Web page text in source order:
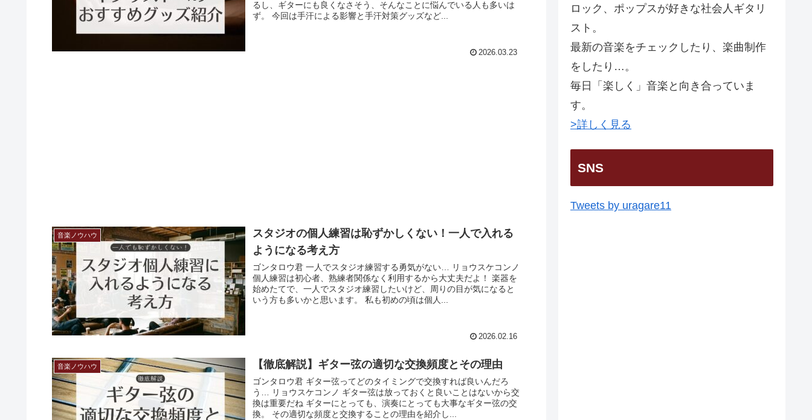
るし、ギターにも良くなさそう、そんなことに悩んでいる人も多いは
ず。 今回は手汗による影響と手汗対策グッズなど...
2026.03.23
音楽ノウハウ
スタジオの個人練習は恥ずかしくない！一人で入れる
ようになる考え方
ゴンタロウ君 一人でスタジオ練習する勇気がない… リョウスケコンノ
個人練習は初心者、熟練者関係なく利用するから大丈夫だよ！ 楽器を
始めたてで、一人でスタジオ練習したいけど、周りの目が気になると
いう方も多いかと思います。 私も初めの頃は個人...
2026.02.16
音楽ノウハウ 【徹底解説】ギター弦の適切な交換頻度とその理由
ゴンタロウ君 ギター弦ってどのタイミングで交換すれば良いんだろ
う… リョウスケコンノ ギター弦は放っておくと良いことはないから交
換は重要だね ギターにとっても、演奏にとっても大事なギター弦の交
換。 その適切な頻度と交換することの理由を紹介し...
ロック、ポップスが好きな社会人ギタリ
スト。
最新の音楽をチェックしたり、楽曲制作
をしたり…。
毎日「楽しく」音楽と向き合っていま
す。
>詳しく見る
SNS
Tweets by uragare11